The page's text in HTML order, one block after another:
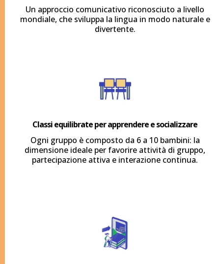
Un approccio comunicativo riconosciuto a livello
mondiale, che sviluppa la lingua in modo naturale e
divertente.
Classi equilibrate per apprendere e socializzare
Ogni gruppo è composto da 6 a 10 bambini: la
dimensione ideale per favorire attività di gruppo,
partecipazione attiva e interazione continua.